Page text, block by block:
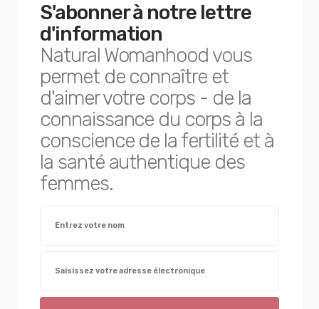
S'abonner à notre lettre
d'information
Natural Womanhood vous
permet de connaître et
d'aimer votre corps - de la
connaissance du corps à la
conscience de la fertilité et à
la santé authentique des
femmes.